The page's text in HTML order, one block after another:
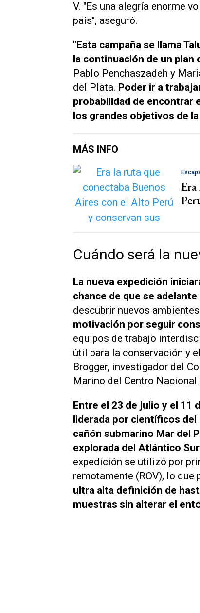
V. "Es una alegría enorme
país", aseguró.
"Esta campaña se llama
la continuación de un plan
Pablo Penchaszadeh y
del Plata. Poder ir a
probabilidad de encontrar
los grandes objetivos de la
MÁS INFO
Era
Cuándo será la
La nueva expedición
chance de que se
descubrir nuevos
motivación por seguir
equipos de trabajo
útil para la conservación y
Brogger, investigador del
Marino del Centro Nacional
Entre el 23 de julio y el 11
liderada por científicos
cañón submarino Mar del
explorada del Atlántico
expedición se utilizó por
remotamente (ROV), lo que
ultra alta definición de
muestras sin alterar el